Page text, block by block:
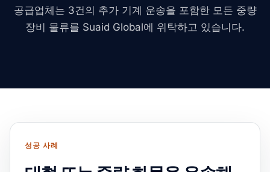
공급업체는 3건의 추가 기계 운송을 포함한 모든 중량
장비 물류를 Suaid Global에 위탁하고 있습니다.
성공 사례